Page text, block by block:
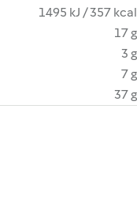
1495 kJ / 357 kcal
17 g
3 g
7 g
37 g